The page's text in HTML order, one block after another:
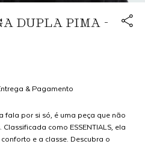
DUPLA PIMA -
Link
& Pagamento
por si só, é uma peça que não
como ESSENTIALS, ela
e a classe. Descubra o